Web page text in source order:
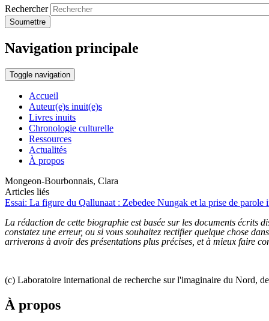
Rechercher
Soumettre
Navigation principale
Toggle navigation
Accueil
Auteur(e)s inuit(e)s
Livres inuits
Chronologie culturelle
Ressources
Actualités
À propos
Mongeon-Bourbonnais, Clara
Articles liés
Essai: La figure du Qallunaat : Zebedee Nungak et la prise de parole
La rédaction de cette biographie est basée sur les documents écrits
constatez une erreur, ou si vous souhaitez rectifier quelque chose
arriverons à avoir des présentations plus précises, et à mieux faire
(c) Laboratoire international de recherche sur l'imaginaire du Nord,
À propos